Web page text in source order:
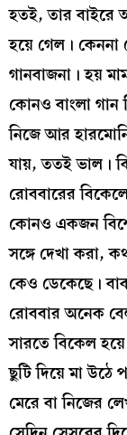
হতই, তার বাইরে
হয়ে গেল।
গানবাজনা। হয়
কোনও বাংলা গান
নিজে আর
যায়, ততই ভাল।
রোববারের
কোনও একজন
সঙ্গে দেখা করা,
কেও ডেকেছে।
রোববার অনেক
সারতে বিকেল
ছুটি দিয়ে মা
মেরে বা নিজের